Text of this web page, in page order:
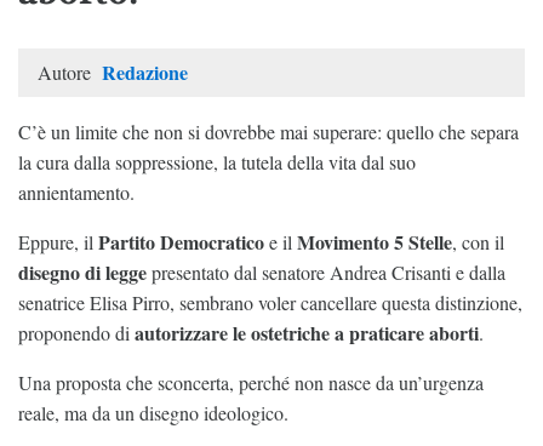
Autore Redazione
C’è un limite che non si dovrebbe mai superare: quello che separa
la cura dalla soppressione, la tutela della vita dal suo
annientamento.
Eppure, il Partito Democraticoe il Movimento 5 Stelle, con il
disegno di leggepresentato dal senatore Andrea Crisanti e dalla
senatrice Elisa Pirro, sembrano voler cancellare questa distinzione,
proponendo di autorizzare le ostetriche a praticare aborti.
Una proposta che sconcerta, perché non nasce da un’urgenza
reale, ma da un disegno ideologico.